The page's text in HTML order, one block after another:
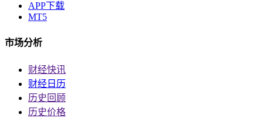
APP下载
MT5
市场分析
财经快讯
财经日历
历史回顾
历史价格